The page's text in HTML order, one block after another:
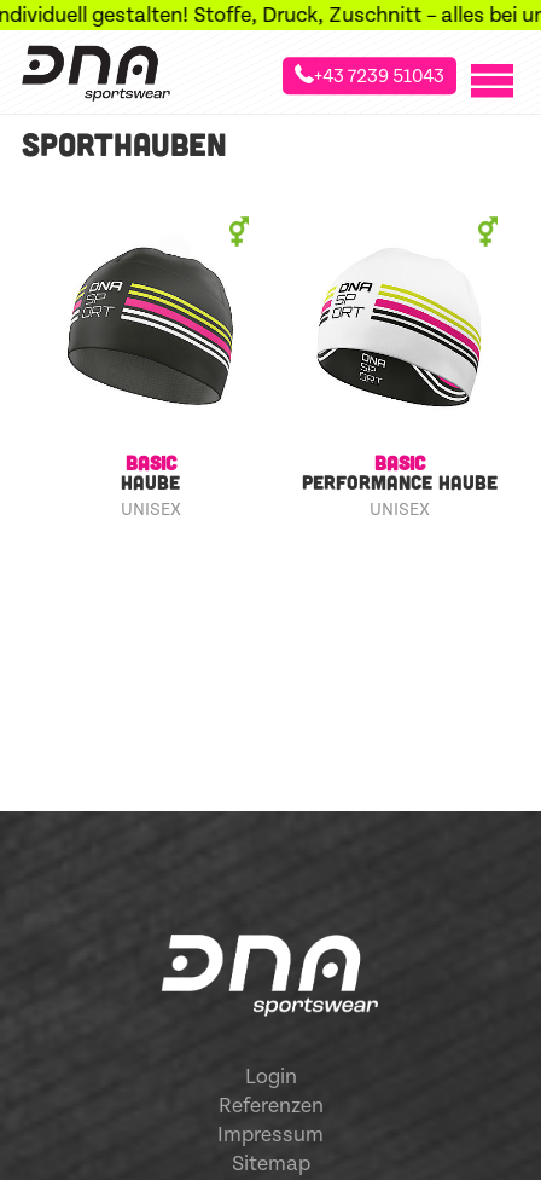
gestalten! Stoffe, Druck, Zuschnitt – alles bei
+43 7239 51043
»
SPORTHAUBEN
BASIC
HAUBE
UNISEX
BASIC
PERFORMANCE HAUBE
UNISEX
Login
Referenzen
Impressum
Sitemap